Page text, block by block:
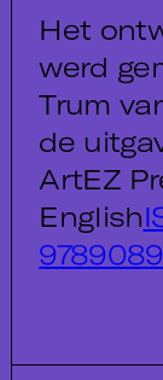
Het
werd
Trum
de
ArtEZ
English